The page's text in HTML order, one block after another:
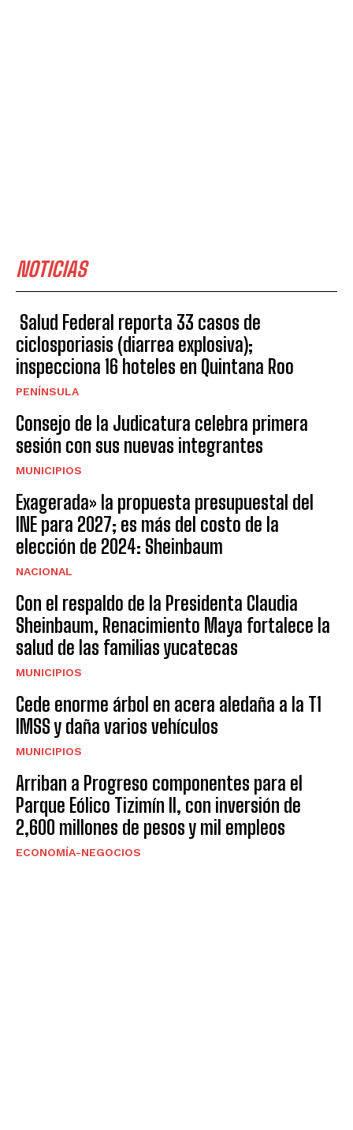
NOTICIAS
Salud Federal reporta 33 casos de
ciclosporiasis (diarrea explosiva);
inspecciona 16 hoteles en Quintana Roo
PENÍNSULA
Consejo de la Judicatura celebra primera
sesión con sus nuevas integrantes
MUNICIPIOS
Exagerada» la propuesta presupuestal del
INE para 2027; es más del costo de la
elección de 2024: Sheinbaum
NACIONAL
Con el respaldo de la Presidenta Claudia
Sheinbaum, Renacimiento Maya fortalece la
salud de las familias yucatecas
MUNICIPIOS
Cede enorme árbol en acera aledaña a la T1
IMSS y daña varios vehículos
MUNICIPIOS
Arriban a Progreso componentes para el
Parque Eólico Tizimín II, con inversión de
2,600 millones de pesos y mil empleos
ECONOMÍA-NEGOCIOS